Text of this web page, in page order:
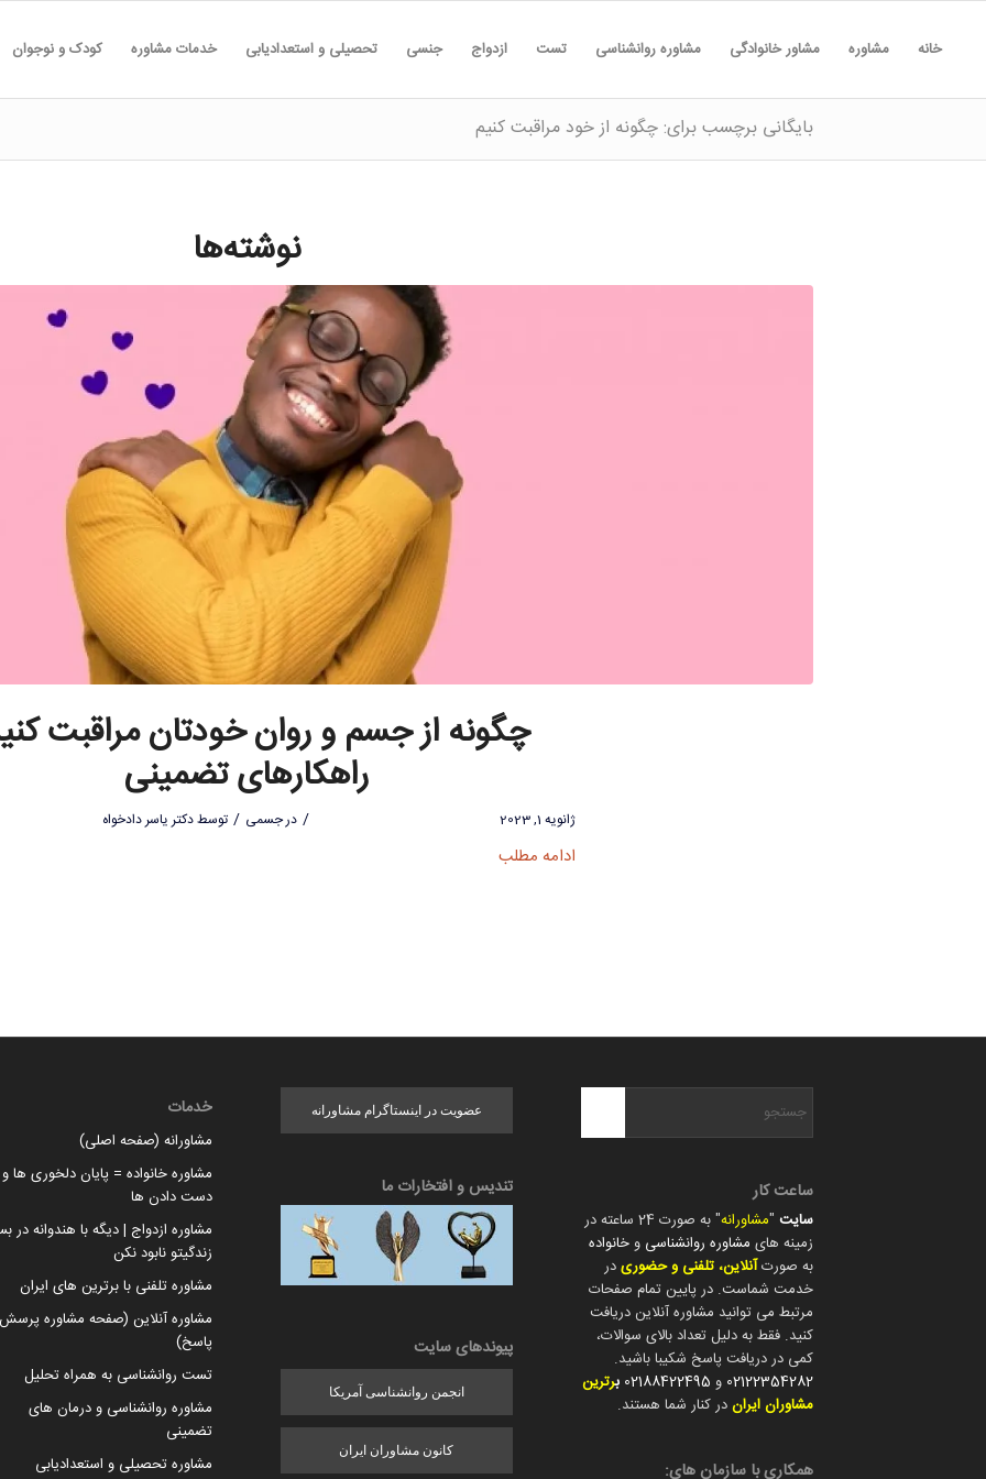
خانه مشاوره مشاور خانوادگی مشاوره روانشناسی تست ازدواج جنسی تحصیلی و استعدادیابی خدمات مشاوره کودک و نوجوان
بایگانی برچسب برای: چگونه از خود مراقبت کنیم
نوشته‌ها
چگونه از جسم و روان خودتان مراقبت
راهکارهای تضمینی
ژانویه 1, 2023 / درجسمی / توسطدکتر یاسر دادخواه
ادامه مطلب
ساعت کار
سایت "مشاورانه
" به صورت 24 ساعته در
زمینه های مشاوره روانشناسی و خانواده
به صورتآنلاین، تلفنی و حضوریدر
خدمت شماست. در پایین تمام صفحات
مرتبط می توانید مشاوره آنلاین دریافت
کنید. فقط به دلیل تعداد بالای سوالات،
کمی در دریافت پاسخ شکیبا باشید.
02122354282 و 02188422495 برترین
مشاوران ایراندر کنار شما هستند.
همکاری با سازمان های:
عضویت در اینستاگرام مشاورانه
تندیس و افتخارات ما
پیوندهای سایت
انجمن روانشناسی آمریکا
کانون مشاوران ایران
خدمات
مشاورانه (صفحه اصلی)
مشاوره خانواده = پایان دلخوری ها و
دست دادن ها
مشاوره ازدواج | دیگه با هندوانه در
زندگیتو نابود نکن
مشاوره تلفنی با برترین های ایران
مشاوره آنلاین (صفحه مشاوره
پاسخ)
تست روانشناسی به همراه تحلیل
مشاوره روانشناسی و درمان های
تضمینی
مشاوره تحصیلی و استعدادیابی